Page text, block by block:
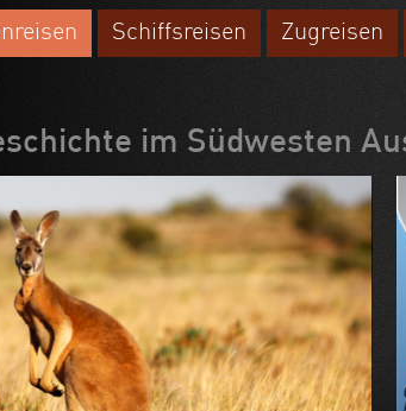
Schiffsreisen Zugreisen
im Südwesten